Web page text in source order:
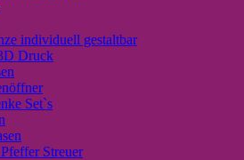
individuell gestaltbar
Druck
Set`s
Streuer